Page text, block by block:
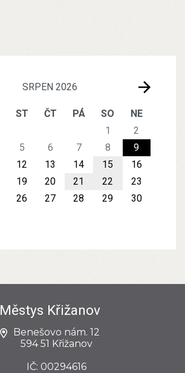
SRPEN 2026
ST ČT PÁ SO
NE
1
2
5 6 7 8
9
12 13 14 15
16
19 20 21 22
23
26 27 28 29
30
Městys Křižanov
Benešovo nám. 12
594 51 Křižanov
IČ: 00294616